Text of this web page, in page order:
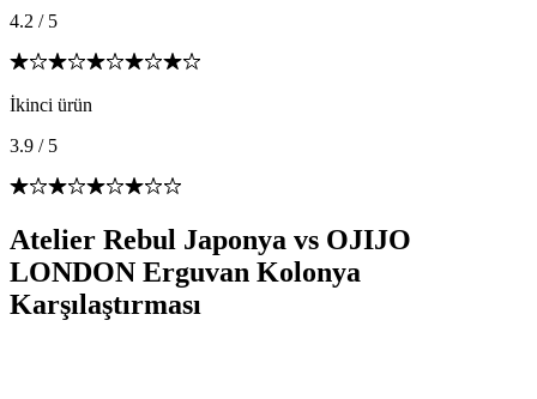
4.2 / 5
İkinci ürün
3.9 / 5
Atelier Rebul Japonya vs OJIJO
LONDON Erguvan Kolonya
Karşılaştırması